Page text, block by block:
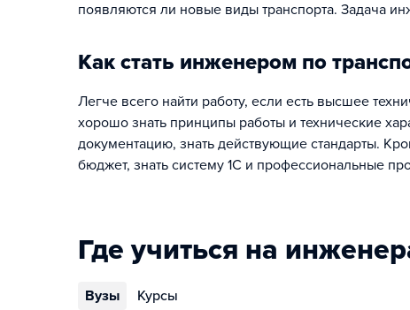
появляются ли новые виды транспорта. Задача
Как стать инженером по
Легче всего найти работу, если есть высшее
хорошо знать принципы работы и технические
документацию, знать действующие стандарты.
бюджет, знать систему 1С и профессиональные
Где учиться на
Вузы Курсы